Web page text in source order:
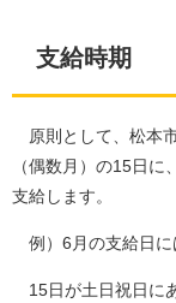
支給時期
原則として、松本
（偶数月）の15日
支給します。
例）6月の支給日に
15日が土日祝日に